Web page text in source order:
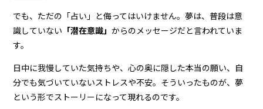
でも、ただの「占い」と侮ってはいけません。夢は、普段は意
識していない 「潜在意識」からのメッセージだと言われていま
す。
日中に我慢していた気持ちや、心の奥に隠した本当の願い、自
分でも気づいていないストレスや不安。そういったものが、夢
という形でストーリーになって現れるのです。